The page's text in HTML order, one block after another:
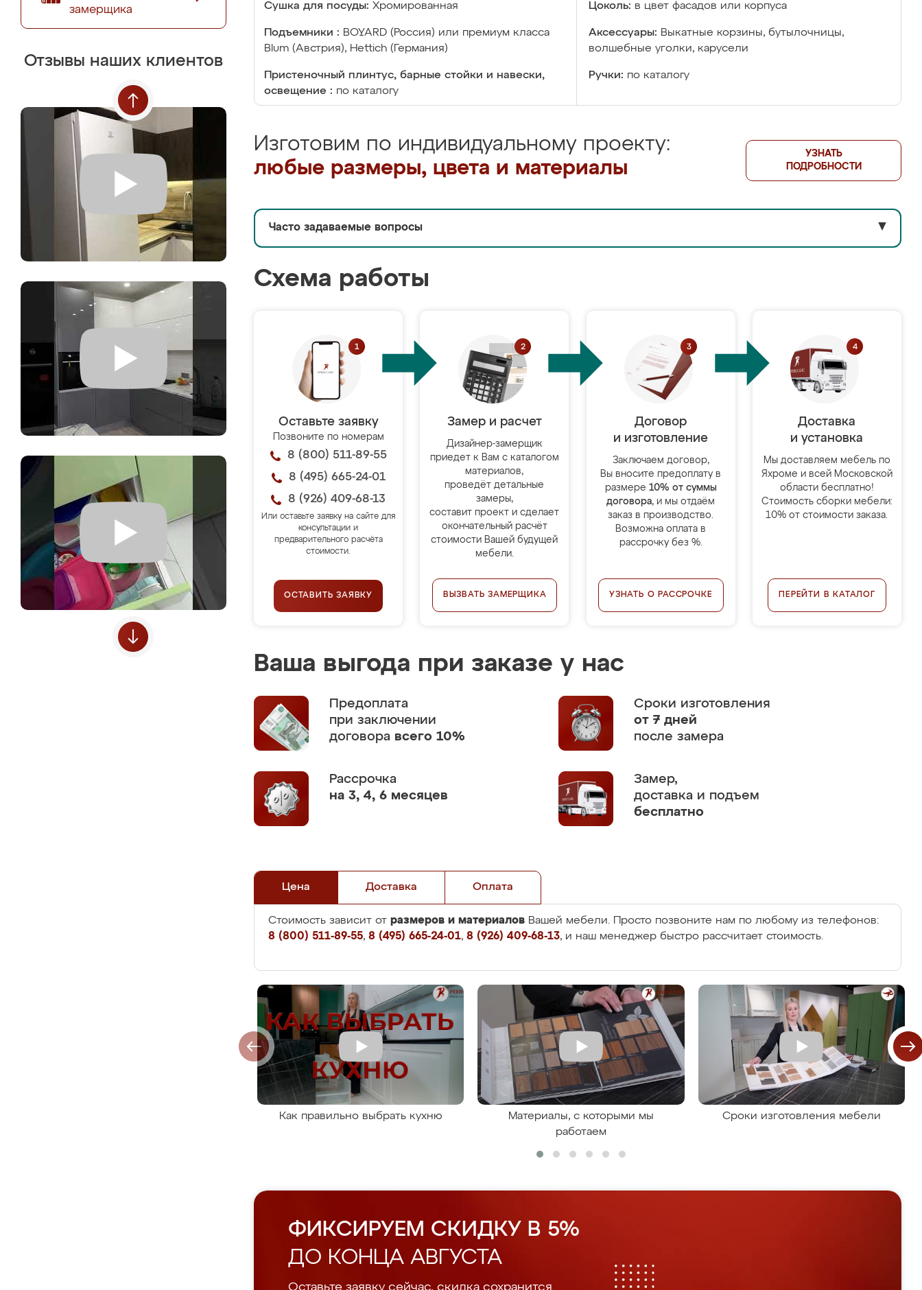
замерщика
Отзывы наших клиентов
Сушка для посуды: Хромированная Цоколь: в цвет фасадов или корпуса
Подъемники : BOYARD (Россия) или премиум класса
Blum (Австрия), Hettich (Германия)
Аксессуары: Выкатные корзины, бутылочницы,
волшебные уголки, карусели
Пристеночный плинтус, барные стойки и навески,
освещение : по каталогу
Ручки: по каталогу
Изготовим по индивидуальному проекту:
любые размеры, цвета и материалы
УЗНАТЬ
ПОДРОБНОСТИ
Часто задаваемые вопросы ▼
Схема работы
Оставьте заявку
Позвоните по номерам
8 (800) 511-89-55
8 (495) 665-24-01
8 (926) 409-68-13
Или оставьте заявку на сайте для
консультации и
предварительного расчёта
стоимости.
ОСТАВИТЬ ЗАЯВКУ
Замер и расчет
Дизайнер-замерщик
приедет к Вам с каталогом
материалов,
проведёт детальные
замеры,
составит проект и сделает
окончательный расчёт
стоимости Вашей будущей
мебели.
ВЫЗВАТЬ ЗАМЕРЩИКА
Договор
и изготовление
Заключаем договор,
Вы вносите предоплату в
размере 10% от суммы
договора, и мы отдаём
заказ в производство.
Возможна оплата в
рассрочку без %.
УЗНАТЬ О РАССРОЧКЕ
Доставка
и установка
Мы доставляем мебель по
Яхроме и всей Московской
области бесплатно!
Стоимость сборки мебели:
10% от стоимости заказа.
ПЕРЕЙТИ В КАТАЛОГ
Ваша выгода при заказе у нас
Предоплата
при заключении
договора всего 10%
Сроки изготовления
от 7 дней
после замера
Рассрочка
на 3, 4, 6 месяцев
Замер,
доставка и подъем
бесплатно
Цена Доставка Оплата
Стоимость зависит от размеров и материалов Вашей мебели. Просто позвоните нам по любому из телефонов:
8 (800) 511-89-55, 8 (495) 665-24-01, 8 (926) 409-68-13, и наш менеджер быстро рассчитает стоимость.
Как правильно выбрать кухню
Материалы, с которыми мы
работаем
Сроки изготовления мебели
ФИКСИРУЕМ СКИДКУ В 5%
ДО КОНЦА АВГУСТА
Оставьте заявку сейчас, скидка сохранится.